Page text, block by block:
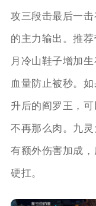
攻三段击最后一
的主力输出。推
月冷山鞋子增加
血量防止被秒。
升后的阎罗王，
不再那么肉。九
有额外伤害加成
硬扛。